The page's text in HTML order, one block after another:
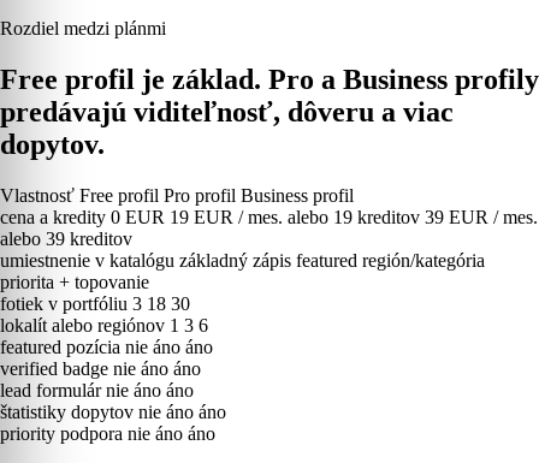
Rozdiel medzi plánmi
Free profil je základ. Pro a Business profily
predávajú viditeľnosť, dôveru a viac
dopytov.
Vlastnosť Free profil Pro profil Business profil
cena a kredity 0 EUR 19 EUR / mes. alebo 19 kreditov 39 EUR / mes.
alebo 39 kreditov
umiestnenie v katalógu základný zápis featured región/kategória
priorita + topovanie
fotiek v portfóliu 3 18 30
lokalít alebo regiónov 1 3 6
featured pozícia nie áno áno
verified badge nie áno áno
lead formulár nie áno áno
štatistiky dopytov nie áno áno
priority podpora nie áno áno